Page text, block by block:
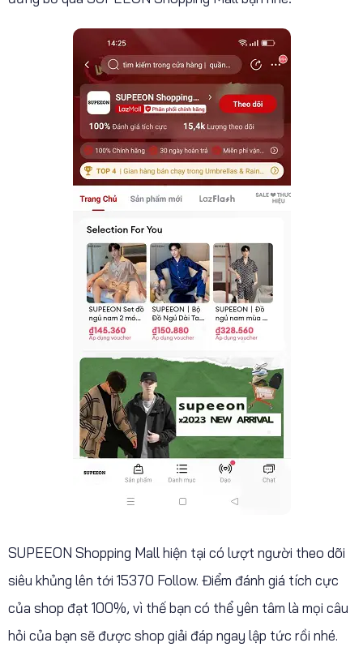
SUPEEON Shopping Mall hiện tại có lượt người theo dõi
siêu khủng lên tới 15370 Follow. Điểm đánh giá tích cực
của shop đạt 100%, vì thế bạn có thể yên tâm là mọi câu
hỏi của bạn sẽ được shop giải đáp ngay lập tức rồi nhé.